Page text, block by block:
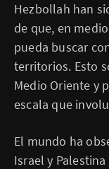
Hezbollah han
de que, en
pueda buscar
territorios. Esto
Medio Oriente y
escala que
El mundo ha
Israel y